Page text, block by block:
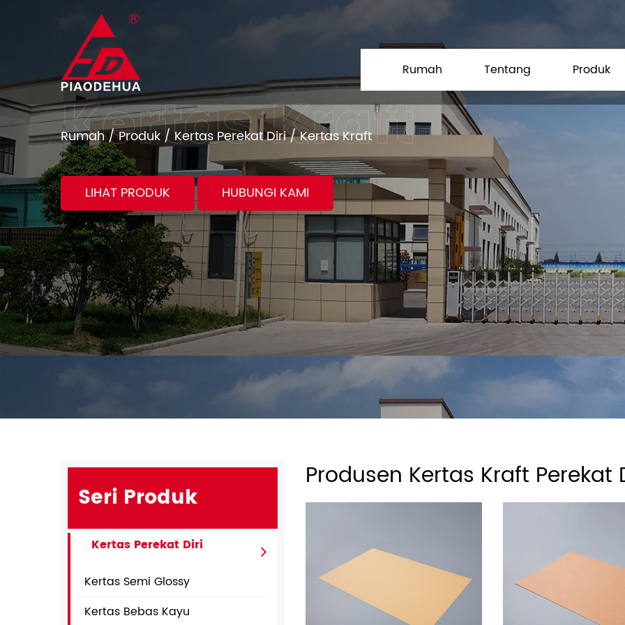
Rumah Tentang Produk
Rumah/Produk /Kertas Perekat Diri/Kertas Kraft
LIHAT PRODUK HUBUNGI KAMI
Seri Produk
Kertas Perekat Diri
Kertas Semi Glossy
Kertas Bebas Kayu
Produsen Kertas Kraft Perekat